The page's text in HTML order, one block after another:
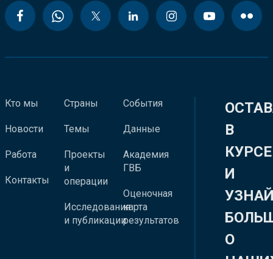
Кто мы
Новости
Работа
Контакты
Страны
Темы
Проекты
и
операции
Исследования
и публикации
События
Данные
Академия
ГВБ
Оценочная
карта
результатов
В
КУРСЕ
И
О